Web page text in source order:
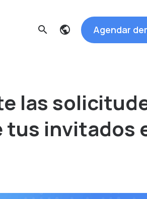
search Agendar
las
invitados